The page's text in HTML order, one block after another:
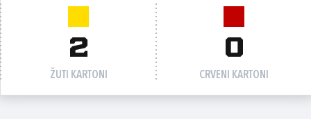
2
ŽUTI KARTONI
0
CRVENI KARTONI